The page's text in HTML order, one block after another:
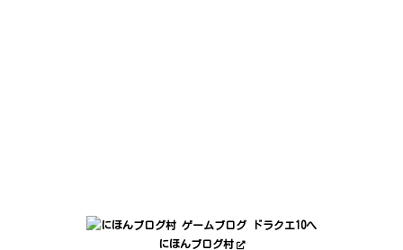
にほんブログ村